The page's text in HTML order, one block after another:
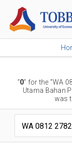
“0” for the ”WA
Utama Bahan
was
Search...